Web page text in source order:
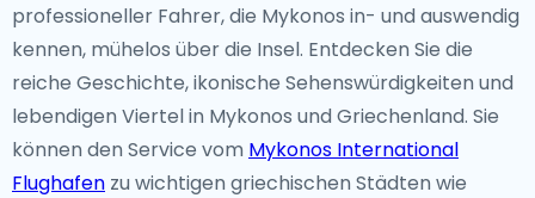
professioneller Fahrer, die Mykonos in- und auswendig
kennen, mühelos über die Insel. Entdecken Sie die
reiche Geschichte, ikonische Sehenswürdigkeiten und
lebendigen Viertel in Mykonos und Griechenland. Sie
können den Service vom Mykonos International
Flughafen zu wichtigen griechischen Städten wie